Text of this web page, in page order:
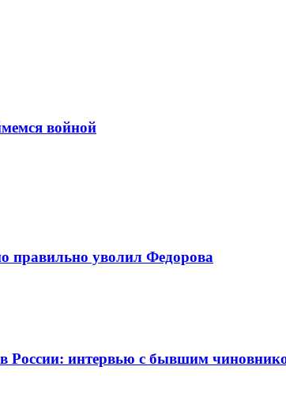
войной
правильно уволил Федорова
в России: интервью с бывшим